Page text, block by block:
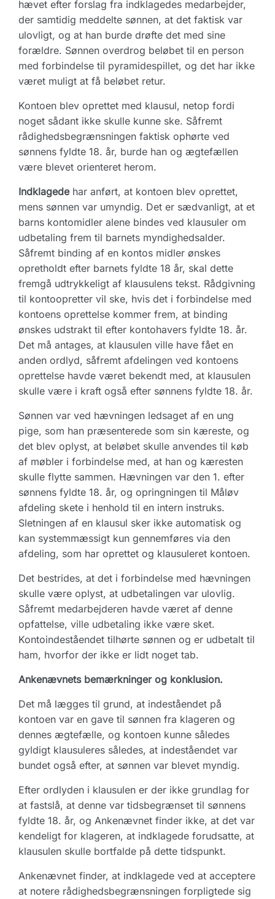
hævet efter forslag fra indklagedes medarbejder,
der samtidig meddelte sønnen, at det faktisk var
ulovligt, og at han burde drøfte det med sine
forældre. Sønnen overdrog beløbet til en person
med forbindelse til pyramidespillet, og det har ikke
været muligt at få beløbet retur.
Kontoen blev oprettet med klausul, netop fordi
noget sådant ikke skulle kunne ske. Såfremt
rådighedsbegrænsningen faktisk ophørte ved
sønnens fyldte 18. år, burde han og ægtefællen
være blevet orienteret herom.
Indklagedehar anført, at kontoen blev oprettet,
mens sønnen var umyndig. Det er sædvanligt, at et
barns kontomidler alene bindes ved klausuler om
udbetaling frem til barnets myndighedsalder.
Såfremt binding af en kontos midler ønskes
opretholdt efter barnets fyldte 18 år, skal dette
fremgå udtrykkeligt af klausulens tekst. Rådgivning
til kontoopretter vil ske, hvis det i forbindelse med
kontoens oprettelse kommer frem, at binding
ønskes udstrakt til efter kontohavers fyldte 18. år.
Det må antages, at klausulen ville have fået en
anden ordlyd, såfremt afdelingen ved kontoens
oprettelse havde været bekendt med, at klausulen
skulle være i kraft også efter sønnens fyldte 18. år.
Sønnen var ved hævningen ledsaget af en ung
pige, som han præsenterede som sin kæreste, og
det blev oplyst, at beløbet skulle anvendes til køb
af møbler i forbindelse med, at han og kæresten
skulle flytte sammen. Hævningen var den 1. efter
sønnens fyldte 18. år, og opringningen til Måløv
afdeling skete i henhold til en intern instruks.
Sletningen af en klausul sker ikke automatisk og
kan systemmæssigt kun gennemføres via den
afdeling, som har oprettet og klausuleret kontoen.
Det bestrides, at det i forbindelse med hævningen
skulle være oplyst, at udbetalingen var ulovlig.
Såfremt medarbejderen havde været af denne
opfattelse, ville udbetaling ikke være sket.
Kontoindeståendet tilhørte sønnen og er udbetalt til
ham, hvorfor der ikke er lidt noget tab.
Ankenævnets bemærkninger og konklusion.
Det må lægges til grund, at indeståendet på
kontoen var en gave til sønnen fra klageren og
dennes ægtefælle, og kontoen kunne således
gyldigt klausuleres således, at indeståendet var
bundet også efter, at sønnen var blevet myndig.
Efter ordlyden i klausulen er der ikke grundlag for
at fastslå, at denne var tidsbegrænset til sønnens
fyldte 18. år, og Ankenævnet finder ikke, at det var
kendeligt for klageren, at indklagede forudsatte, at
klausulen skulle bortfalde på dette tidspunkt.
Ankenævnet finder, at indklagede ved at acceptere
at notere rådighedsbegrænsningen forpligtede sig